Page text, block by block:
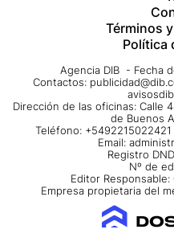
Términos
Política
Agencia DIB - Fecha
Contactos:
Dirección de las oficinas: Calle
de Buenos
Teléfono:
Email:
Registro
Nº de
Editor
Empresa propietaria del